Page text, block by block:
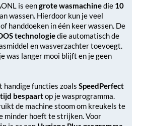
is eengrote wasmachinedie 10
wassen. Hierdoor kun je veel
handdoeken in één keer wassen. De
technologiedie automatisch de
en wasverzachter toevoegt.
was langer mooi blijft en je geen
handige functies zoals SpeedPerfect
bespaartop je wasprogramma.
de machine stoom om kreukels te
minder hoeft te strijken. Voor